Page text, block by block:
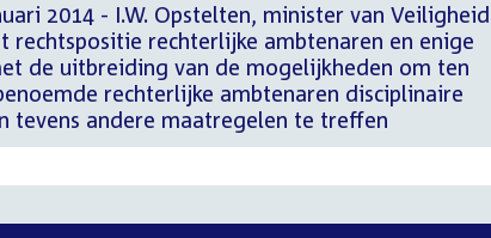
2014 - I.W. Opstelten, minister van
rechtspositie rechterlijke ambtenaren en enige
de uitbreiding van de mogelijkheden om ten
rechterlijke ambtenaren disciplinaire
tevens andere maatregelen te treffen